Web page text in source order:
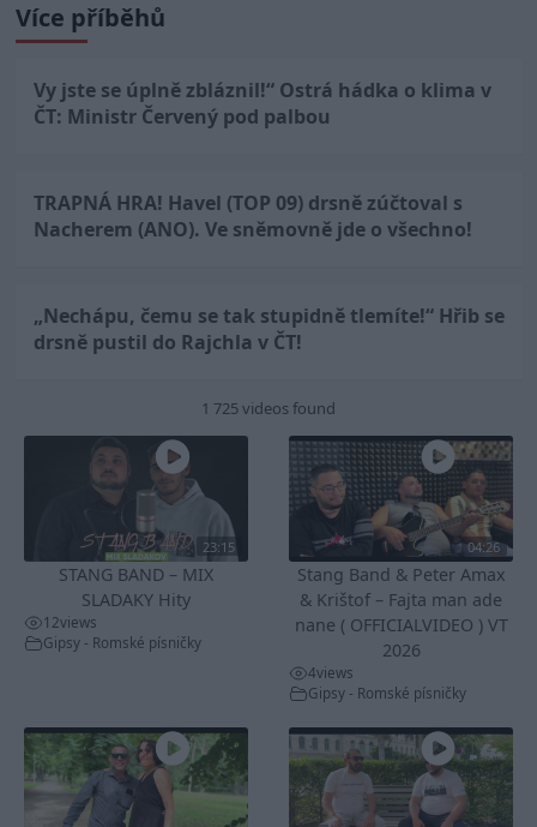
Více příběhů
Vy jste se úplně zbláznil!“ Ostrá hádka o klima v
ČT: Ministr Červený pod palbou
TRAPNÁ HRA! Havel (TOP 09) drsně zúčtoval s
Nacherem (ANO). Ve sněmovně jde o všechno!
„Nechápu, čemu se tak stupidně tlemíte!“ Hřib se
drsně pustil do Rajchla v ČT!
1 725 videos found
23:15
STANG BAND – MIX
SLADAKY Hity
12views
Gipsy - Romské písničky
04:26
Stang Band & Peter Amax
& Krištof – Fajta man ade
nane ( OFFICIALVIDEO ) VT
2026
4views
Gipsy - Romské písničky